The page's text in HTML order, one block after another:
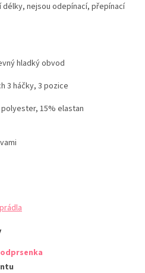
délky, nejsou odepínací, přepínací
hladký obvod
3 háčky, 3 pozice
15% elastan